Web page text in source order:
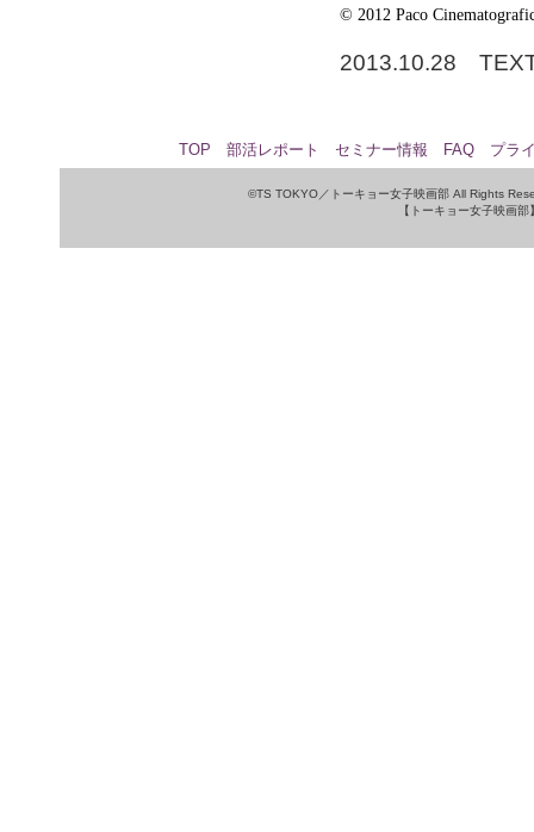
© 2012 Paco
2013.10.28
TOP 部活レポート セミナー情報 FAQ プラ
©TS TOKYO／トーキョー女子映画部 All Rights
【トーキョー女子映画